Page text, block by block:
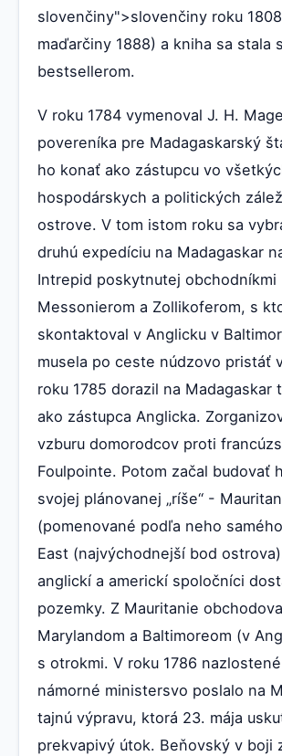
slovenčiny">slovenčiny roku
maďarčiny 1888) a kniha sa stala
bestsellerom.
V roku 1784 vymenoval J. H.
povereníka pre Madagaskarský
ho konať ako zástupcu vo
hospodárskych a politických
ostrove. V tom istom roku sa
druhú expedíciu na Madagaskar
Intrepid poskytnutej obchodníkmi
Messonierom a Zollikoferom, s
skontaktoval v Anglicku v
musela po ceste núdzovo pristáť
roku 1785 dorazil na Madagaskar
ako zástupca Anglicka.
vzburu domorodcov proti
Foulpointe. Potom začal budovať
svojej plánovanej „ríše“ -
(pomenované podľa neho
East (najvýchodnejší bod
anglickí a americkí spoločníci
pozemky. Z Mauritanie
Marylandom a Baltimoreom (v
s otrokmi. V roku 1786
námorné ministersvo poslalo na
tajnú výpravu, ktorá 23. mája
prekvapivý útok. Beňovský v boji